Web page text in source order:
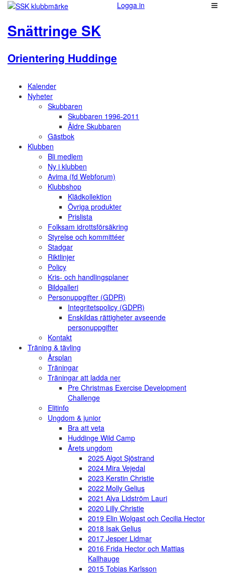
Logga in
Snättringe SK
Orientering Huddinge
Kalender
Nyheter
Skubbaren
Skubbaren 1996-2011
Äldre Skubbaren
Gästbok
Klubben
Bli medlem
Ny i klubben
Avima (fd Webforum)
Klubbshop
Klädkollektion
Övriga produkter
Prislista
Folksam idrottsförsäkring
Styrelse och kommittéer
Stadgar
Riktlinjer
Policy
Kris- och handlingsplaner
Bildgalleri
Personuppgifter (GDPR)
Integritetspolicy (GDPR)
Enskildas rättigheter avseende
personuppgifter
Kontakt
Träning & tävling
Årsplan
Träningar
Träningar att ladda ner
Pre Christmas Exercise Development
Challenge
Elitinfo
Ungdom & junior
Bra att veta
Huddinge Wild Camp
Årets ungdom
2025 Algot Sjöstrand
2024 Mira Vejedal
2023 Kerstin Christie
2022 Molly Gelius
2021 Alva Lidström Lauri
2020 Lilly Christie
2019 Elin Wolgast och Cecilia Hector
2018 Isak Gelius
2017 Jesper Lidmar
2016 Frida Hector och Mattias
Kallhauge
2015 Tobias Karlsson